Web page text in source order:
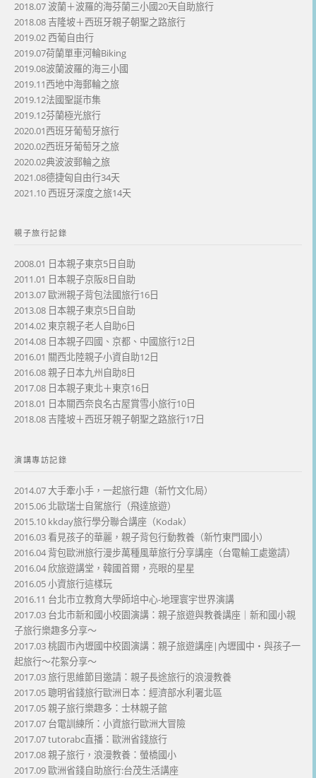
2018.07 波蘭＋波羅的海芬蘭三小國20天自助旅行
2018.08 吉隆坡＋西班牙親子朝聖之路旅行
2019.02 西葡自由行
2019.07荷蘭單車河輪Biking
2019.08波蘭波羅的海三小國
2019.11西地中海郵輪之旅
2019.12法國聖誕市集
2019.12芬蘭極光旅行
2020.01西班牙葡萄牙旅行
2020.02西班牙葡萄牙之旅
2020.02典波波郵輪之旅
2021.08德捷匈自由行34天
2021.10 西班牙深度之旅14天
親子旅行記錄
2008.01 日本親子東京5日自助
2011.01 日本親子京阪8日自助
2013.07 歐洲親子背包法國旅行16日
2013.08 日本親子東京5日自助
2014.02 東京親子老人自助6日
2014.08 日本親子四國、京都、中國旅行12日
2016.01 關西北陸親子小資自助12日
2016.08 親子日本九州自助8日
2017.08 日本親子東北＋東京16日
2018.01 日本關西奈良名古屋賞雪小旅行10日
2018.08 吉隆坡＋西班牙親子朝聖之路旅行17日
演講專訪記錄
2014.07 大手牽小手，一起旅行趣（新竹文化局）
2015.06 北歐瑞士自駕旅行（飛達旅遊）
2015.10 kkday旅行學分聯合講座（Kodak）
2016.03 看見孩子的華麗，親子背包行動教養（新竹東門國小）
2016.04 背包歐洲旅行漫步萬種風華旅行分享講座（台電輸工處邀請）
2016.04 欣旅遊講堂，韓國首爾，亮眼的星星
2016.05 小資旅行這樣玩
2016.11 台北市立教育大學師培中心-地理寰宇世界演講
2017.03 台北市新和國小校園演講：親子旅遊與教養講座｜新和國小親
子旅行樂趣多分享～
2017.03 桃園市內壢國中校園演講：親子旅遊講座|內壢國中・與孩子一
起旅行～花絮分享～
2017.03 旅行思維節目邀請：親子長途旅行的浪漫教養
2017.05 聰明省錢旅行歐洲日本：經濟部水利署北區
2017.05 親子旅行樂趣多：士林親子館
2017.07 台電訓練所：小資旅行歐洲大冒險
2017.07 tutorabc直播：歐洲省錢旅行
2017.08 親子旅行，浪漫教養：螢橋國小
2017.09 歐洲省錢自助旅行:台茂生活講座